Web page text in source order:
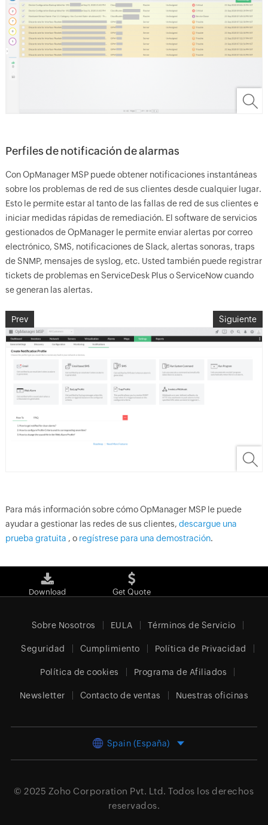
Perfiles de notificación de alarmas
Con OpManager MSP puede obtener notificaciones instantáneas
sobre los problemas de red de sus clientes desde cualquier lugar.
Esto le permite estar al tanto de las fallas de red de sus clientes e
iniciar medidas rápidas de remediación. El software de servicios
gestionados de OpManager le permite enviar alertas por correo
electrónico, SMS, notificaciones de Slack, alertas sonoras, traps
de SNMP, mensajes de syslog, etc. Usted también puede registrar
tickets de problemas en ServiceDesk Plus o ServiceNow cuando
se generan las alertas.
Prev Siguiente
Para más información sobre cómo OpManager MSP le puede
ayudar a gestionar las redes de sus clientes, descargue una
prueba gratuita , o regístrese para una demostración.
Download Get Quote
Sobre Nosotros EULA Términos de Servicio
Seguridad Cumplimiento Política de Privacidad
Política de cookies Programa de Afiliados
Newsletter Contacto de ventas Nuestras oficinas
Spain (España)
© 2025 Zoho Corporation Pvt. Ltd. Todos los derechos
reservados.